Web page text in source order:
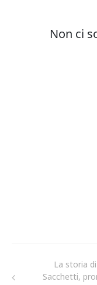
La storia
Sacchetti,